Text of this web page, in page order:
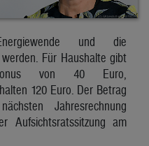
und die
Für Haushalte gibt
von 40 Euro,
120 Euro. Der Betrag
Jahresrechnung
Aufsichtsratssitzung am